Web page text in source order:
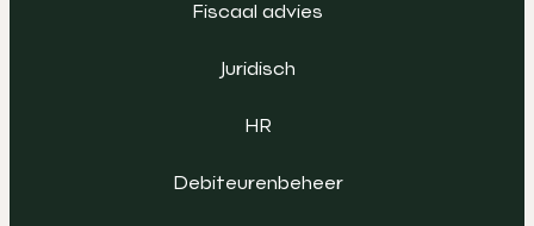
Fiscaal advies
Juridisch
HR
Debiteurenbeheer